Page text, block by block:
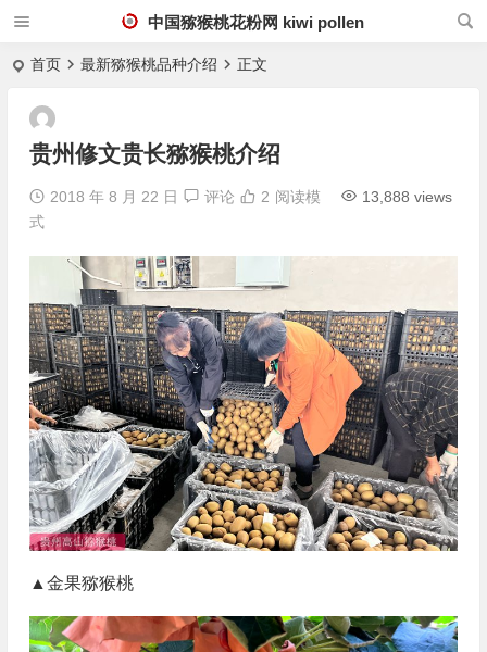
中国猕猴桃花粉网 kiwi pollen
首页 最新猕猴桃品种介绍 正文
贵州修文贵长猕猴桃介绍
2018 年 8 月 22 日 评论 13,888 views
2 阅读模
式
▲金果猕猴桃